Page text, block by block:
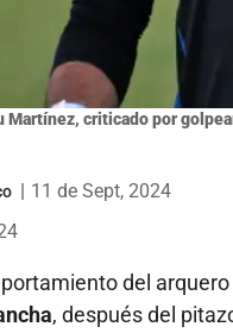
Martínez, criticado por
11 de Sept, 2024
del
, después del